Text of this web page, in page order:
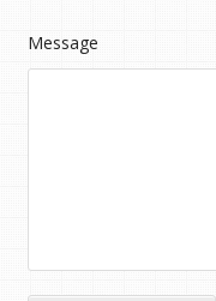
Message